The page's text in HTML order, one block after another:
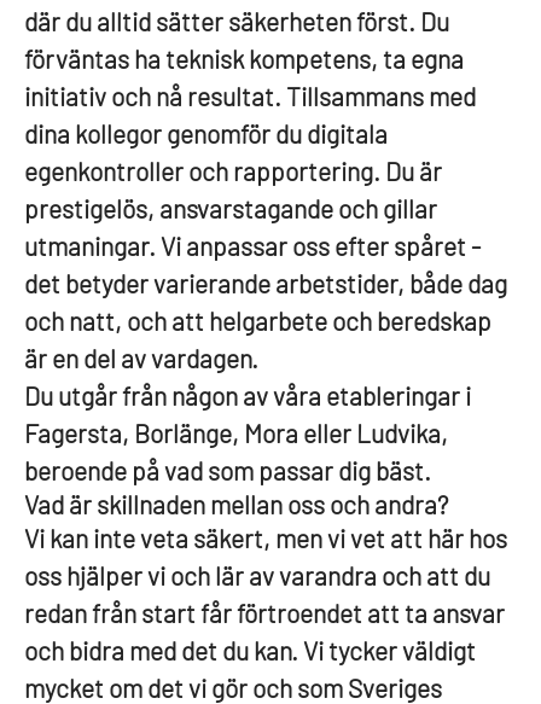
där du alltid sätter säkerheten först. Du
förväntas ha teknisk kompetens, ta egna
initiativ och nå resultat. Tillsammans med
dina kollegor genomför du digitala
egenkontroller och rapportering. Du är
prestigelös, ansvarstagande och gillar
utmaningar. Vi anpassar oss efter spåret -
det betyder varierande arbetstider, både dag
och natt, och att helgarbete och beredskap
är en del av vardagen.
Du utgår från någon av våra etableringar i
Fagersta, Borlänge, Mora eller Ludvika,
beroende på vad som passar dig bäst.
Vad är skillnaden mellan oss och andra?
Vi kan inte veta säkert, men vi vet att här hos
oss hjälper vi och lär av varandra och att du
redan från start får förtroendet att ta ansvar
och bidra med det du kan. Vi tycker väldigt
mycket om det vi gör och som Sveriges